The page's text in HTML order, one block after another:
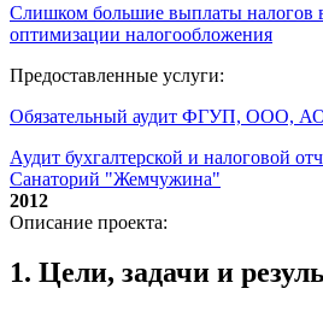
Слишком большие выплаты налогов
оптимизации налогообложения
Предоставленные услуги:
Обязательный аудит ФГУП, ООО,
Аудит бухгалтерской и налоговой
Санаторий "Жемчужина"
2012
Описание проекта:
1. Цели, задачи и